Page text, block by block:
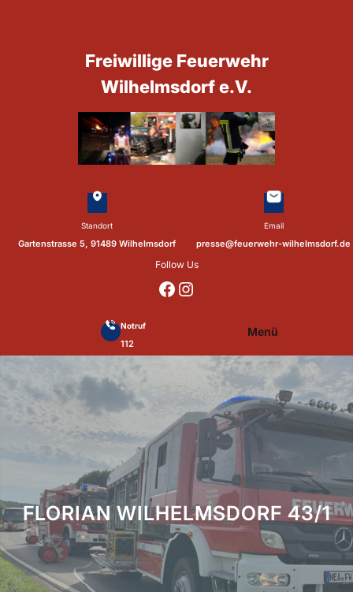
Standort
Gartenstrasse 5, 91489 Wilhelmsdorf
Freiwillige Feuerwehr
Wilhelmsdorf e.V.
Email
presse@feuerwehr-wilhelmsdorf.de
Follow Us
https://www.facebook.com/p/Feuerwehr-Wilhelmsdorf-Mfr-100041655560073/?locale=de_DE https://www.instagram.com/feuerwehr_wilhelmsdorf_mfr/
Notruf
112
Menü
FLORIAN WILHELMSDORF 43/1